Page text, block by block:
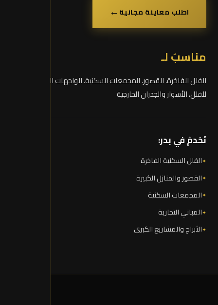
اطلب معاينة مجانية←
مناسبٌ لـ
الفلل الفاخرة، القصور، المجمعات السكنية، الواجهات الأمامية
للفلل، الأسوار والجدران الخارجية
نَخدمُ في بدر:
الفلل السكنية الفاخرة
القصور والمنازل الكبيرة
المجمعات السكنية
المباني التجارية
الأبراج والمشاريع الكبرى